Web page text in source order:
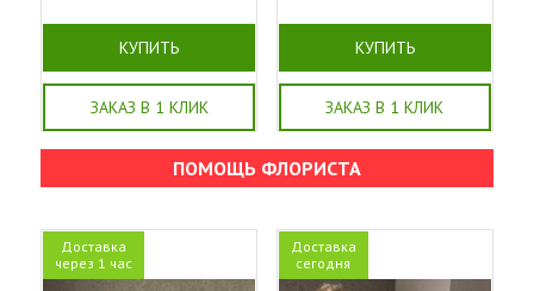
КУПИТЬ
ЗАКАЗ В 1 КЛИК
КУПИТЬ
ЗАКАЗ В 1 КЛИК
ПОМОЩЬ ФЛОРИСТА
Доставка
через 1 час
Доставка
сегодня